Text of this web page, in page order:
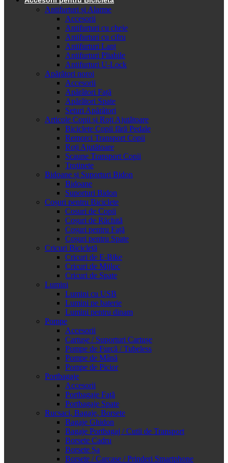
Antifurturi și Alarme
Accesorii
Antifurturi cu cheie
Antifurturi cu cifru
Antifurturi Lanț
Antifurturi Pliabile
Antifurturi U-Lock
Apărători noroi
Accesorii
Apărători Față
Apărători Spate
Seturi Apărători
Articole Copii și Roți Ajutătoare
Biciclete Copii fără Pedale
Remorci Transport Copii
Roți Ajutătoare
Scaune Transport Copii
Trotinete
Bidoane și Suporturi Bidon
Bidoane
Suporturi Bidon
Coșuri pentru Biciclete
Cosuri de Copii
Coșuri de Răchită
Coșuri pentru Față
Coșuri pentru Spate
Cricuri Bicicletă
Cricuri de E-Bike
Cricuri de Mijloc
Cricuri de Spate
Lumini
Lumini cu USB
Lumini pe baterie
Lumini pentru dinam
Pompe
Accesorii
Cartușe / Suporturi Cartușe
Pompe de Furcă / Tubeless
Pompe de Mână
Pompe de Picior
Portbagaje
Accesorii
Portbagaje Față
Portbagaje Spate
Rucsaci, Bagaje, Borsete
Bagaje Ghidon
Bagaje Portbagaj / Cutii de Transport
Borsete Cadru
Borsete Șa
Borsete / Carcase / Prinderi Smartphone